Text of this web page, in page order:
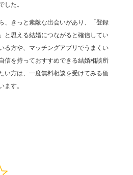
した。
、きっと素敵な出会いがあり、「登録
と思える結婚につながると確信してい
る方や、マッチングアプリでうまくい
信を持っておすすめできる結婚相談所
い方は、一度無料相談を受けてみる価
ます。